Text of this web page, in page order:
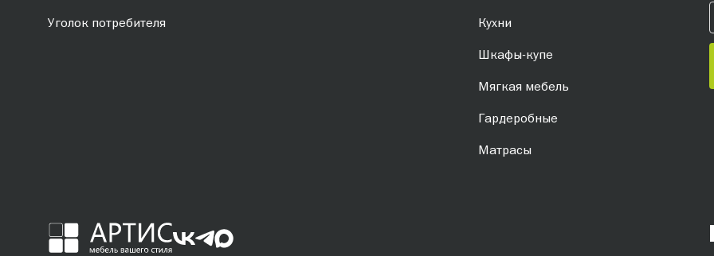
Уголок потребителя
Кухни
Шкафы-купе
Мягкая мебель
Гардеробные
Матрасы